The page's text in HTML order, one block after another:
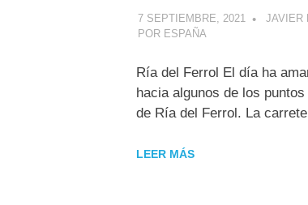
7 SEPTIEMBRE, 2021 JAVIER
POR ESPAÑA
Ría del Ferrol El día ha
hacia algunos de los
de Ría del Ferrol. La
LEER MÁS